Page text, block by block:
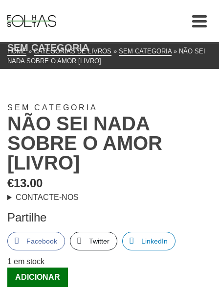
SEM CATEGORIA
HOME » CATEGORIAS DE LIVROS » SEM CATEGORIA » NÃO SEI
NADA SOBRE O AMOR [LIVRO]
SEM CATEGORIA
NÃO SEI NADA
SOBRE O AMOR
[LIVRO]
€13.00
CONTACTE-NOS
Partilhe
Facebook Twitter LinkedIn
1 em stock
Quantidade
de
ADICIONAR